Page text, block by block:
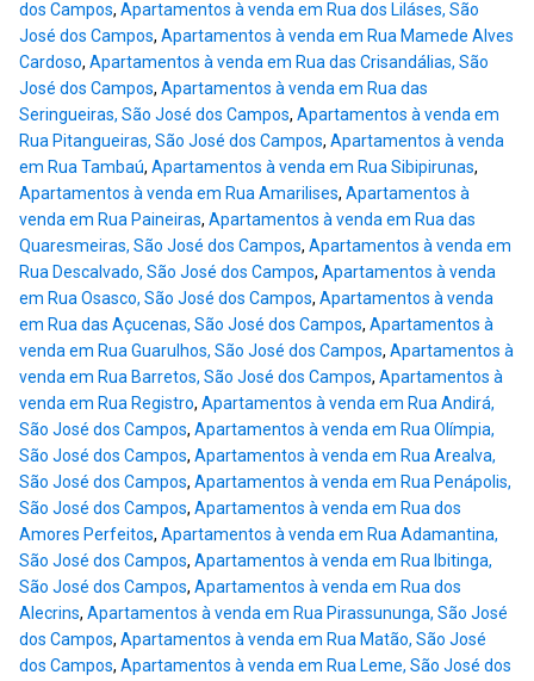
dos Campos, Apartamentos à venda em Rua dos Liláses, São
José dos Campos, Apartamentos à venda em Rua Mamede Alves
Cardoso, Apartamentos à venda em Rua das Crisandálias, São
José dos Campos, Apartamentos à venda em Rua das
Seringueiras, São José dos Campos, Apartamentos à venda em
Rua Pitangueiras, São José dos Campos, Apartamentos à venda
em Rua Tambaú, Apartamentos à venda em Rua Sibipirunas,
Apartamentos à venda em Rua Amarilises, Apartamentos à
venda em Rua Paineiras, Apartamentos à venda em Rua das
Quaresmeiras, São José dos Campos, Apartamentos à venda em
Rua Descalvado, São José dos Campos, Apartamentos à venda
em Rua Osasco, São José dos Campos, Apartamentos à venda
em Rua das Açucenas, São José dos Campos, Apartamentos à
venda em Rua Guarulhos, São José dos Campos, Apartamentos à
venda em Rua Barretos, São José dos Campos, Apartamentos à
venda em Rua Registro, Apartamentos à venda em Rua Andirá,
São José dos Campos, Apartamentos à venda em Rua Olímpia,
São José dos Campos, Apartamentos à venda em Rua Arealva,
São José dos Campos, Apartamentos à venda em Rua Penápolis,
São José dos Campos, Apartamentos à venda em Rua dos
Amores Perfeitos, Apartamentos à venda em Rua Adamantina,
São José dos Campos, Apartamentos à venda em Rua Ibitinga,
São José dos Campos, Apartamentos à venda em Rua dos
Alecrins, Apartamentos à venda em Rua Pirassununga, São José
dos Campos, Apartamentos à venda em Rua Matão, São José
dos Campos, Apartamentos à venda em Rua Leme, São José dos